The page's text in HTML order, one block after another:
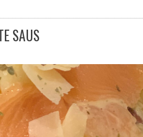
SAUS